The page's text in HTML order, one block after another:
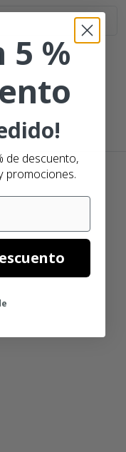
5 %
de descuento,
promociones.